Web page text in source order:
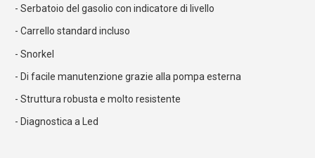
- Serbatoio del gasolio con indicatore di livello
- Carrello standard incluso
- Snorkel
- Di facile manutenzione grazie alla pompa esterna
- Struttura robusta e molto resistente
- Diagnostica a Led